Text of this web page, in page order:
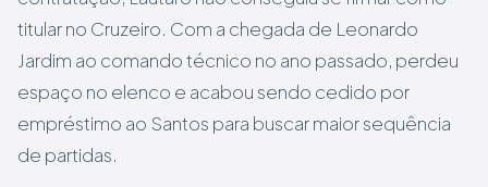
titular no Cruzeiro. Com a chegada de Leonardo
Jardim ao comando técnico no ano passado, perdeu
espaço no elenco e acabou sendo cedido por
empréstimo ao Santos para buscar maior sequência
de partidas.